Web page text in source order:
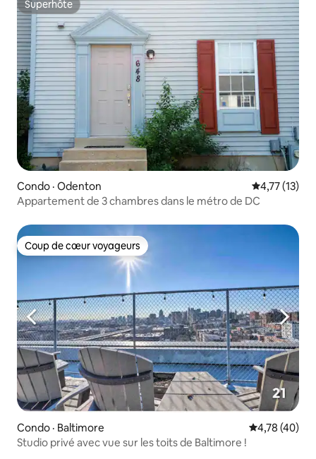
Superhôte
Superhôte
Condo · Odenton Note
4,77 (13)
Appartement de 3 chambres dans le métro de DC
Coup de cœur voyageurs
Coup de cœur voyageurs
Condo · Baltimore Note
4,78 (40)
Studio privé avec vue sur les toits de Baltimore !